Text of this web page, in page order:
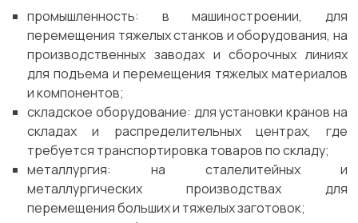
промышленность: в машиностроении, для
перемещения тяжелых станков и оборудования, на
производственных заводах и сборочных линиях
для подъема и перемещения тяжелых материалов
и компонентов;
складское оборудование: для установки кранов на
складах и распределительных центрах, где
требуется транспортировка товаров по складу;
металлургия: на сталелитейных и
металлургических производствах для
перемещения больших и тяжелых заготовок;